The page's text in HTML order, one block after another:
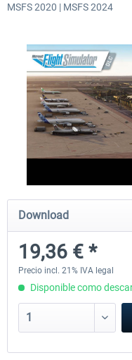
Aerosoft Mega Airport
25,37 € *
MSFS 2020 | MSFS 2024
Download
19,36 € *
Precio incl. 21% IVA legal
Disponible como